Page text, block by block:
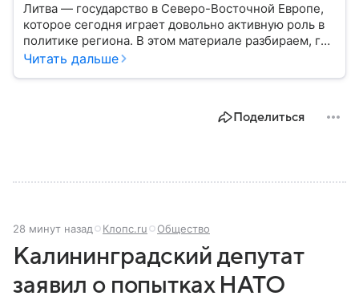
Литва — государство в Северо-Восточной Европе,
которое сегодня играет довольно активную роль в
политике региона. В этом материале разбираем, где
находится Литва, как она формировалась
Читать дальше
Поделиться
28 минут назад Клопс.ru Общество
Калининградский депутат
заявил о попытках НАТО